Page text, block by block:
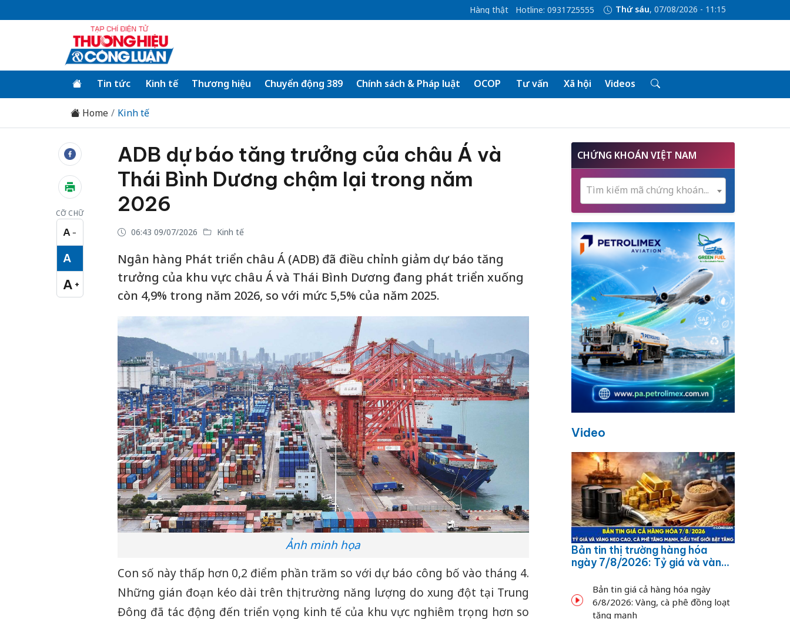
Hàng thật Hotline: 0931725555 Thứ sáu, 07/08/2026 - 11:15
Tin tức Kinh tế Thương hiệu Chuyển động 389 Chính sách & Pháp luật OCOP Tư vấn Xã hội Videos
Home Kinh tế
CỠ CHỮ
A −
Cỡ chữ nhỏ
A
Cỡ chữ vừa
A +
Cỡ chữ lớn
ADB dự báo tăng trưởng của châu Á và
Thái Bình Dương chậm lại trong năm
2026
06:43 09/07/2026 Kinh tế
Ngân hàng Phát triển châu Á (ADB) đã điều chỉnh giảm dự báo tăng
trưởng của khu vực châu Á và Thái Bình Dương đang phát triển xuống
còn 4,9% trong năm 2026, so với mức 5,5% của năm 2025.
Ảnh minh họa
Con số này thấp hơn 0,2 điểm phần trăm so với dự báo công bố vào tháng 4.
Những gián đoạn kéo dài trên thị trường năng lượng do xung đột tại Trung
Đông đã tác động đến triển vọng kinh tế của khu vực nghiêm trọng hơn so
CHỨNG KHOÁN VIỆT NAM
Tìm kiếm mã chứng khoán...
Video
Bản tin thị trường hàng hóa
ngày 7/8/2026: Tỷ giá và vàng
dầu thế giới bật tăng
Bản tin giá cả hàng hóa ngày
6/8/2026: Vàng, cà phê đồng loạt
tăng mạnh